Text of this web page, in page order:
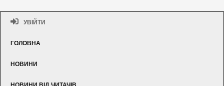
УВІЙТИ
ГОЛОВНА
НОВИНИ